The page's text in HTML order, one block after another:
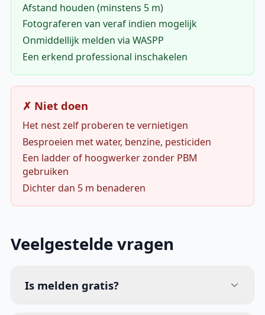
Afstand houden (minstens 5 m)
Fotograferen van veraf indien mogelijk
Onmiddellijk melden via WASPP
Een erkend professional inschakelen
✗ Niet doen
Het nest zelf proberen te vernietigen
Besproeien met water, benzine, pesticiden
Een ladder of hoogwerker zonder PBM
gebruiken
Dichter dan 5 m benaderen
Veelgestelde vragen
Is melden gratis?